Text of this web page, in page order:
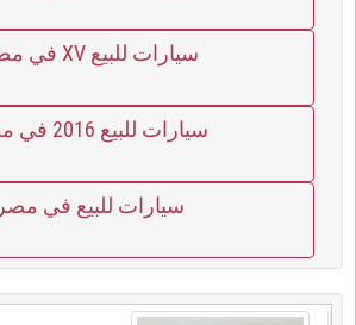
سيارات للبيع XV في مصر
سيارات للبيع 2016 في مصر
سيارات للبيع في مصر